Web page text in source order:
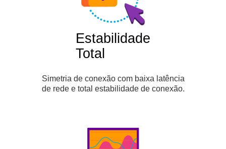
Estabilidade
Total
Simetria de conexão com baixa latência
de rede e total estabilidade de conexão.